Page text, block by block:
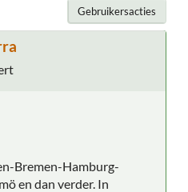
Gebruikersacties
Bremen-Hamburg-
en dan verder. In